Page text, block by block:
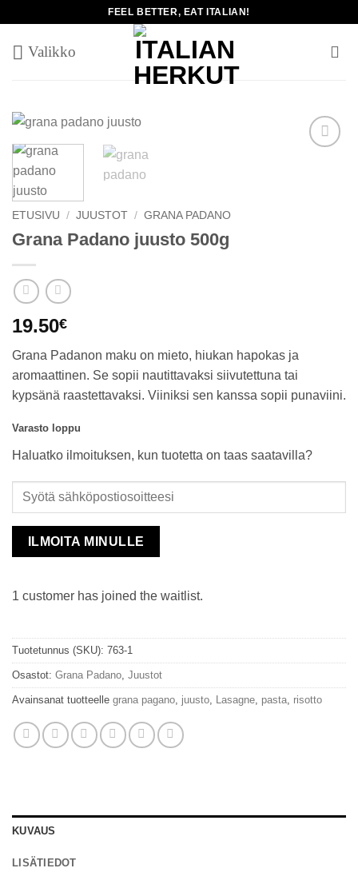
content
FEEL BETTER, EAT ITALIAN!
ETUSIVU / JUUSTOT / GRANA PADANO
Grana Padano juusto 500g
19.50€
Grana Padanon maku on mieto, hiukan hapokas ja
aromaattinen. Se sopii nautittavaksi siivutettuna tai
kypsänä raastettavaksi. Viiniksi sen kanssa sopii punaviini.
Varasto loppu
Haluatko ilmoituksen, kun tuotetta on taas saatavilla?
ILMOITA MINULLE
1 customer has joined the waitlist.
Tuotetunnus (SKU): 763-1
Osastot: Grana Padano Juustot
Avainsanat tuotteelle grana pagano juusto Lasagne pasta risotto
KUVAUS
LISÄTIEDOT